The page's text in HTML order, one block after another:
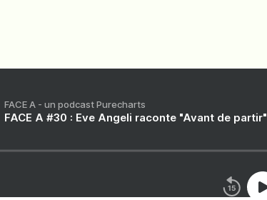
FACE A - un podcast Purecharts
FACE A #30 : Eve Angeli raconte "Avant de partir"